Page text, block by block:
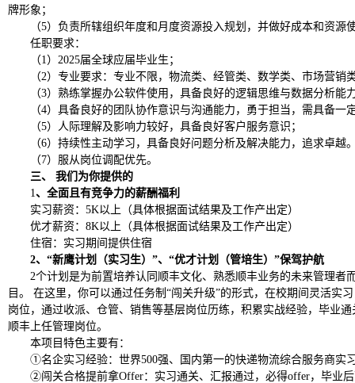
牌形象；
（5）负责所辖组织年度和月度资源投入规划，并做好成本和资源
任职要求：
（1）2025届全球应届毕业生；
（2）专业要求：专业不限，物流类、经管类、数学类、市场营销
（3）熟练掌握办公软件使用，具备良好的逻辑思维与数据分析能
（4）具备良好的团队协作意识与沟通能力，勇于担当，需具备一
（5）人际理解及影响力较好，具备良好客户服务意识；
（6）持续性主动学习，具备良好问题分析及解决能力，追求卓越
（7）服从岗位调配优先。
三、 我们为你提供的
1、全面且有竞争力的薪酬福利
实习薪资： 5K以上（具体根据面试结果及工作产出定）
优才薪资： 8K以上（具体根据面试结果及工作产出定）
住宿：实习期间提供住宿
2、“新鹰计划（实习生）”、 “优才计划（管培生）”保驾护航
2个计划是为前置培养认同顺丰文化、熟悉顺丰业务的未来管理者
目。 在这里，你可以通过任务制“闯关升级”的形式，在校期间灵活实
岗位，通过收派、仓管、销售等基层岗位历练，积累实战经验，毕业
顺丰上任管理岗位。
本项目特色主要有：
①名企实习经验：世界500强、国内第一的快递物流综合服务商实
②闯关合格提前拿Offer：实习通关、汇报通过，必得offer，毕业